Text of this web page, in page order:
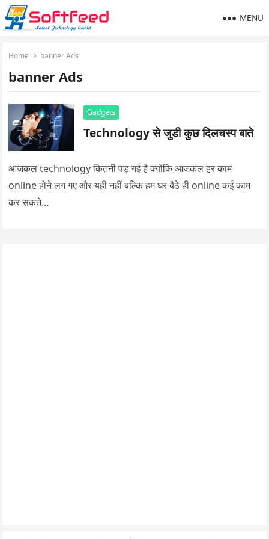
MENU
Home banner Ads
banner Ads
Gadgets
Technology से जुडी कुछ दिलचस्प बाते
आजकल technology कितनी पड़ गई है क्योंकि आजकल हर काम
online होने लग गए और यही नहीं बल्कि हम घर बैठे ही online कई काम
कर सकते…